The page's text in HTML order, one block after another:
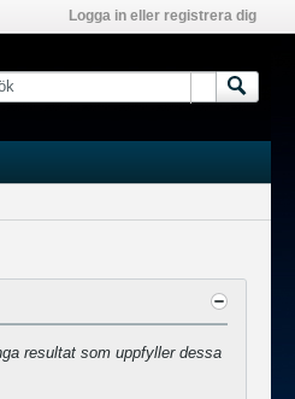
Logga in eller registrera dig
resultat som uppfyller dessa